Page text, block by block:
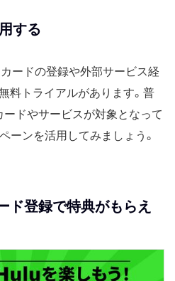
する
ードの登録や外部サービス経
料トライアルがあります。普
ドやサービスが対象となって
ーンを活用してみましょう。
ド登録で特典がもらえ